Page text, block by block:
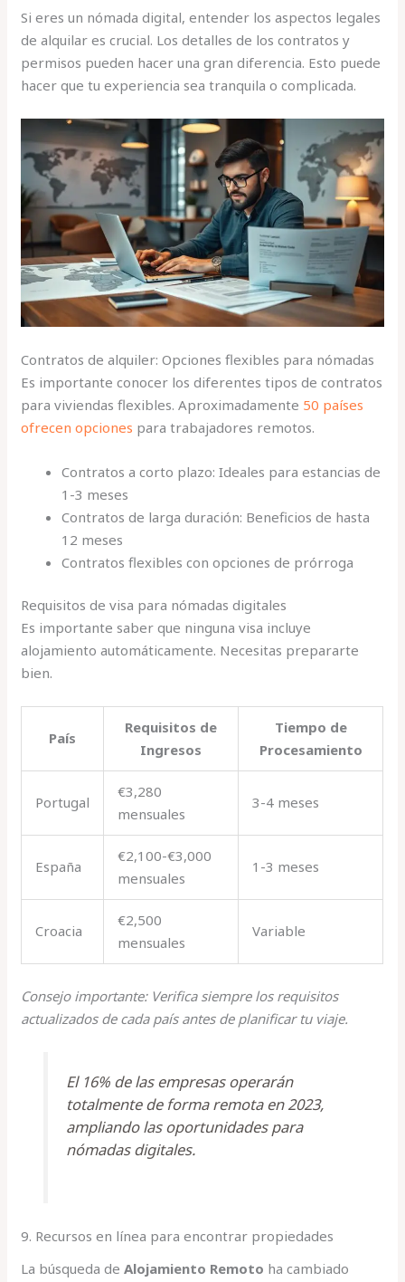
Si eres un nómada digital, entender los aspectos legales
de alquilar es crucial. Los detalles de los contratos y
permisos pueden hacer una gran diferencia. Esto puede
hacer que tu experiencia sea tranquila o complicada.
Contratos de alquiler: Opciones flexibles para nómadas
Es importante conocer los diferentes tipos de contratos
para viviendas flexibles. Aproximadamente 50 países
ofrecen opciones para trabajadores remotos.
Contratos a corto plazo: Ideales para estancias de
1-3 meses
Contratos de larga duración: Beneficios de hasta
12 meses
Contratos flexibles con opciones de prórroga
Requisitos de visa para nómadas digitales
Es importante saber que ninguna visa incluye
alojamiento automáticamente. Necesitas prepararte
bien.
País
Requisitos de
Ingresos
Tiempo de
Procesamiento
Portugal
€3,280
mensuales
3-4 meses
España
€2,100-€3,000
mensuales
1-3 meses
Croacia
€2,500
mensuales
Variable
Consejo importante: Verifica siempre los requisitos
actualizados de cada país antes de planificar tu viaje.
El 16% de las empresas operarán
totalmente de forma remota en 2023,
ampliando las oportunidades para
nómadas digitales.
9. Recursos en línea para encontrar propiedades
La búsqueda deAlojamiento Remoto ha cambiado